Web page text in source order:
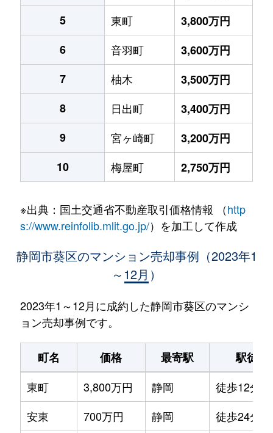
5
東町
3,800万円
6
音羽町
3,600万円
7
柚木
3,500万円
8
日出町
3,400万円
9
宮ヶ崎町
3,200万円
10
梅屋町 2,750万円
※出典：国土交通省不動産取引価格情報 （http
s://www.reinfolib.mlit.go.jp/）を加工して作成
静岡市葵区のマンション売却事例（2023年1
～12月）
2023年1～12月に成約した静岡市葵区のマンシ
ョン売却事例です。
町名 価格 最寄駅
駅徒歩
東町
3,800万円 静岡
徒歩12分
安東
700万円 静岡
徒歩24分